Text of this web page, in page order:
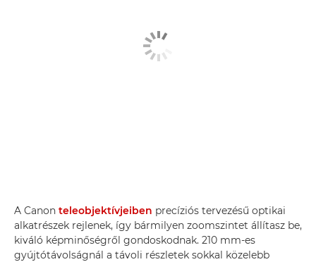
A Canon teleobjektívjeiben precíziós tervezésű optikai
alkatrészek rejlenek, így bármilyen zoomszintet állítasz be,
kiváló képminőségről gondoskodnak. 210 mm-es
gyújtótávolságnál a távoli részletek sokkal közelebb